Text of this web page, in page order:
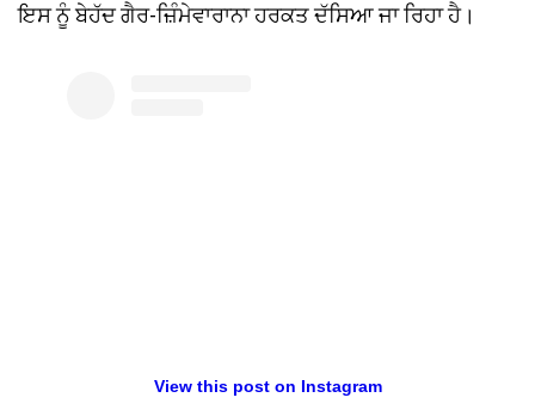
ਇਸ ਨੂੰ ਬੇਹੱਦ ਗੈਰ-ਜ਼ਿੰਮੇਵਾਰਾਨਾ ਹਰਕਤ ਦੱਸਿਆ ਜਾ ਰਿਹਾ ਹੈ।
View this post on Instagram